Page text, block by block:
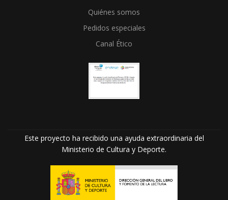
Quiénes somos
Pedidos especiales
Canal Ético
Este proyecto ha recibido una ayuda extraordinaria del
Ministerio de Cultura y Deporte.